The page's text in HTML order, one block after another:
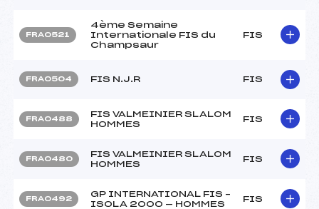
FRA0521
4ème Semaine
Internationale FIS du
Champsaur
FIS
FRA0504 FIS N.J.R FIS
FRA0488
FIS VALMEINIER SLALOM
HOMMES
FIS
FRA0480
FIS VALMEINIER SLALOM
HOMMES
FIS
FRA0492
GP INTERNATIONAL FIS –
ISOLA 2000 — HOMMES
FIS